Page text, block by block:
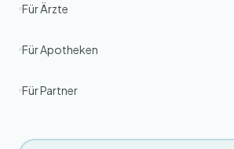
Für Ärzte
Für Apotheken
Für Partner